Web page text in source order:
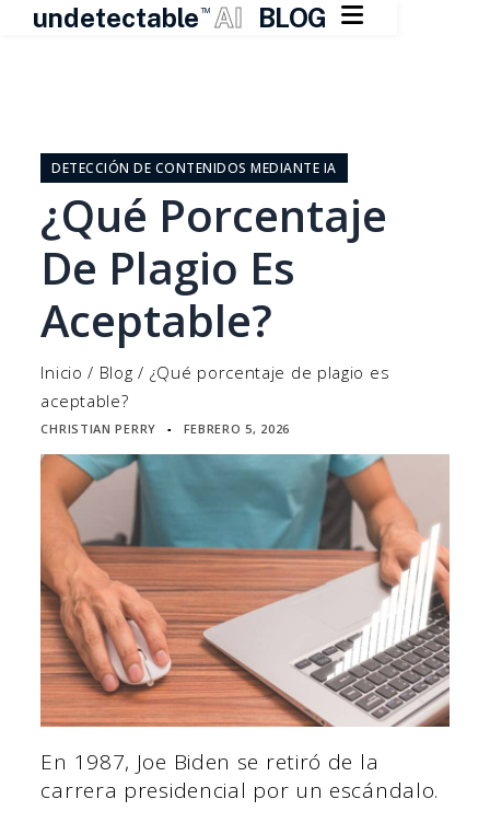
undetectable TM AI BLOG 
contenidoDETECCIÓN DE CONTENIDOS MEDIANTE IA
¿Qué Porcentaje
De Plagio Es
Aceptable?
Inicio / Blog / ¿Qué porcentaje de plagio es
aceptable?
CHRISTIAN PERRY ▪ FEBRERO 5, 2026
En 1987, Joe Biden se retiró de la
carrera presidencial por un escándalo.